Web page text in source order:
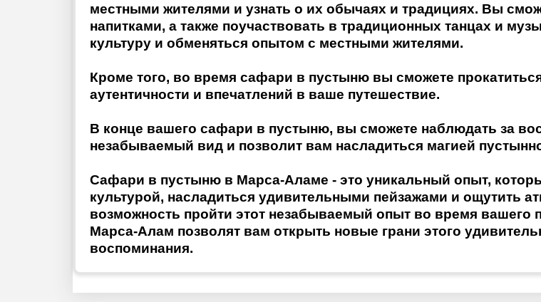
местными жителями и узнать о их обычаях и традициях. Вы
напитками, а также поучаствовать в традиционных танцах и
культуру и обменяться опытом с местными жителями.
Кроме того, во время сафари в пустыню вы сможете
аутентичности и впечатлений в ваше путешествие.
В конце вашего сафари в пустыню, вы сможете наблюдать за
незабываемый вид и позволит вам насладиться магией
Сафари в пустыню в Марса-Аламе - это уникальный опыт,
культурой, насладиться удивительными пейзажами и ощутить
возможность пройти этот незабываемый опыт во время
Марса-Алам позволят вам открыть новые грани этого
воспоминания.